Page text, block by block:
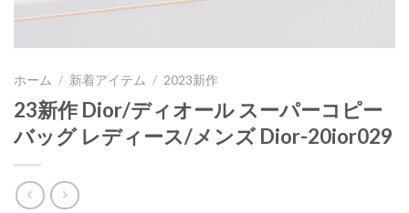
ホーム / 新着アイテム / 2023新作
23新作 Dior/ディオール スーパーコピー
バッグ レディース/メンズ Dior-20ior029